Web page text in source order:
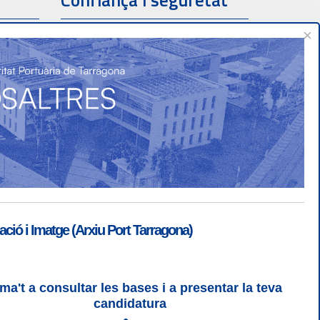
| Desconnectar
| CSS 3 | WCAG 2 i WW3C
×
i Imatge (Arxiu Port Tarragona)
a consultar les bases i a presentar la teva
candidatura